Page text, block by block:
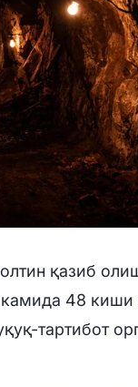
қазиб
48 киши
тартибот